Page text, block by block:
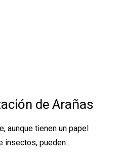
de Arañas
aunque tienen un papel
insectos, pueden…